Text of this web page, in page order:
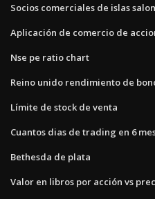
Socios comerciales de islas
Aplicación de comercio de
Nse pe ratio chart
Reino unido rendimiento de
Límite de stock de venta
Cuantos dias de trading en 6
Bethesda de plata
Valor en libros por acción vs